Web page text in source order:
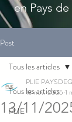
en Pays
Post
Tous les articles
PLIE
Tous les articles
13/11/
PLIE
13 nov. 2025 1